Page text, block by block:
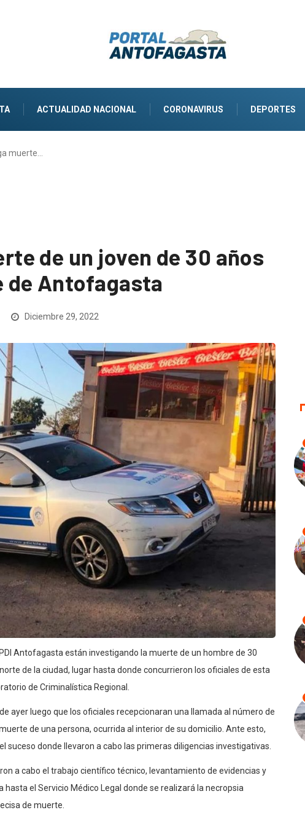
ACTUALIDAD NACIONAL CORONAVIRUS DEPORTES
muerte…
de un joven de 30 años
de Antofagasta
Diciembre 29, 2022
Antofagasta están investigando la muerte de un hombre de 30
de la ciudad, lugar hasta donde concurrieron los oficiales de esta
de Criminalística Regional.
ayer luego que los oficiales recepcionaran una llamada al número de
de una persona, ocurrida al interior de su domicilio. Ante esto,
suceso donde llevaron a cabo las primeras diligencias investigativas.
a cabo el trabajo científico técnico, levantamiento de evidencias y
el Servicio Médico Legal donde se realizará la necropsia
de muerte.